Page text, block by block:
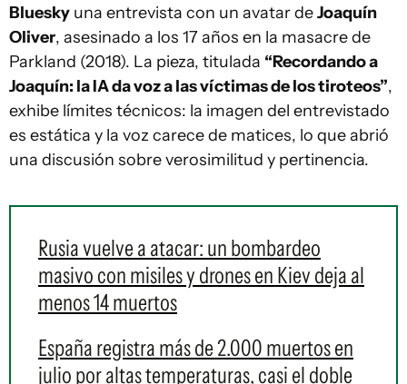
Bluesky una entrevista con un avatar deJoaquín
Oliver, asesinado a los 17 años en la masacre de
Parkland (2018). La pieza, titulada “Recordando a
Joaquín: la IA da voz a las víctimas de los tiroteos”,
exhibe límites técnicos: la imagen del entrevistado
es estática y la voz carece de matices, lo que abrió
una discusión sobre verosimilitud y pertinencia.
Rusia vuelve a atacar: un bombardeo
masivo con misiles y drones en Kiev deja al
menos 14 muertos
España registra más de 2.000 muertos en
julio por altas temperaturas, casi el doble